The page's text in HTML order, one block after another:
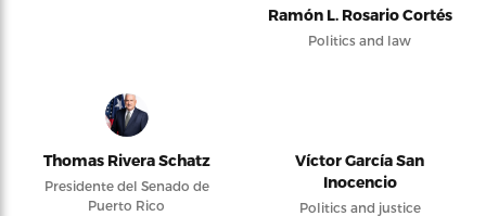
Ramón L. Rosario Cortés
Politics and law
Thomas Rivera Schatz
Presidente del Senado de
Puerto Rico
Víctor García San
Inocencio
Politics and justice